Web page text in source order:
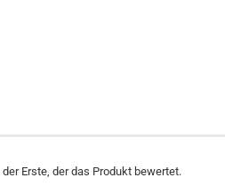
Erste, der das Produkt bewertet.